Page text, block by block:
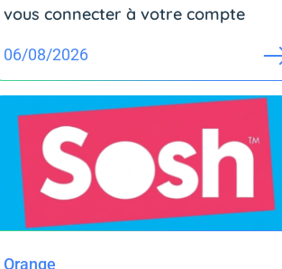
vous connecter à votre compte
06/08/2026
Orange